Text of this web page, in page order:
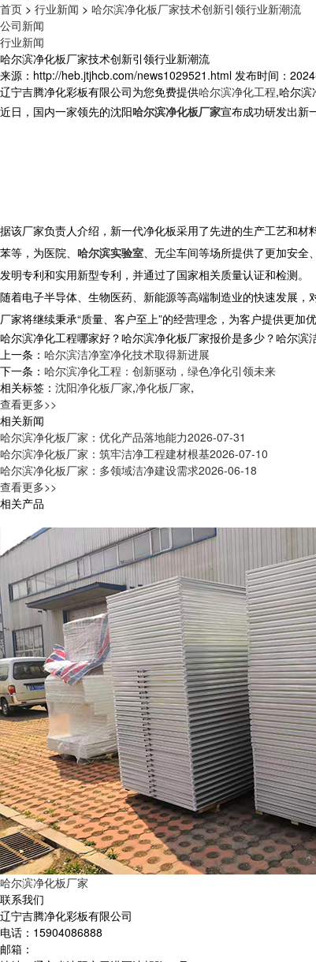
首页 > 行业新闻 > 哈尔滨净化板厂家技术创新引领行业新潮流
公司新闻
行业新闻
哈尔滨净化板厂家技术创新引领行业新潮流
来源：http://heb.jtjhcb.com/news1029521.html 发布时间：
辽宁吉腾净化彩板有限公司为您免费提供哈尔滨净化工程,哈尔滨
近日，国内一家领先的沈阳哈尔滨净化板厂家宣布成功研发出新
据该厂家负责人介绍，新一代净化板采用了先进的生产工艺和
苯等，为医院、 哈尔滨实验室、无尘车间等场所提供了更加安全
发明专利和实用新型专利，并通过了国家相关质量认证和检测。
随着电子半导体、生物医药、新能源等高端制造业的快速发展，
厂家将继续秉承“质量、客户至上”的经营理念，为客户提供更加
哈尔滨净化工程哪家好？哈尔滨净化板厂家报价是多少？哈尔
上一条： 哈尔滨洁净室净化技术取得新进展
下一条： 哈尔滨净化工程：创新驱动，绿色净化引领未来
相关标签： 沈阳净化板厂家,净化板厂家,
查看更多>>
相关新闻
哈尔滨净化板厂家：优化产品落地能力2026-07-31
哈尔滨净化板厂家：筑牢洁净工程建材根基2026-07-10
哈尔滨净化板厂家：多领域洁净建设需求2026-06-18
查看更多>>
相关产品
哈尔滨净化板厂家
联系我们
辽宁吉腾净化彩板有限公司
电话：15904086888
邮箱：